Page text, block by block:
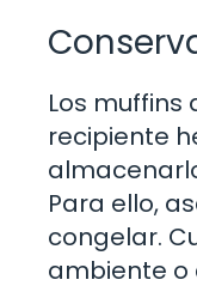
Los
recipiente
Para ello,
congelar.
ambiente o